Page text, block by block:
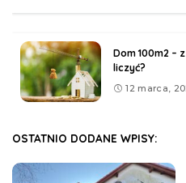
Dom 100m2 –
liczyć?
12 marca,
OSTATNIO DODANE WPISY: